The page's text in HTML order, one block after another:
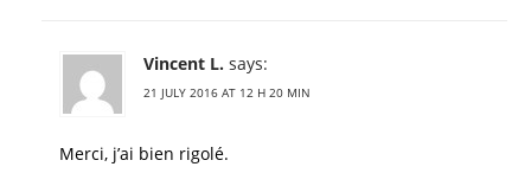
Vincent L. says:
21 JULY 2016 AT 12 H 20 MIN
Merci, j’ai bien rigolé.